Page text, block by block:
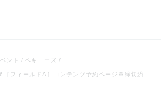
ント ペキニーズ
［フィールドA］コンテンツ予約ページ※締切済